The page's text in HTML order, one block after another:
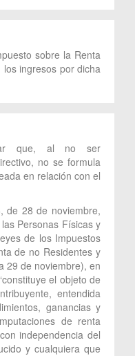
sobre la Renta
ingresos por dicha
que, al no ser
no se formula
en relación con el
de 28 de noviembre,
Personas Físicas y
de los Impuestos
de no Residentes y
29 de noviembre), en
el objeto de
entendida
ganancias y
de renta
independencia del
y cualquiera que